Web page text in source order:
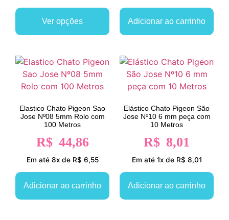
Ver opções Adicionar ao carrinho
Elastico Chato Pigeon Sao
Jose Nº08 5mm Rolo com
100 Metros
R$ 44,86
Em até 8x de R$ 6,55
Adicionar ao carrinho
Elástico Chato Pigeon São
Jose Nº10 6 mm peça com
10 Metros
R$ 8,01
Em até 1x de R$ 8,01
Adicionar ao carrinho